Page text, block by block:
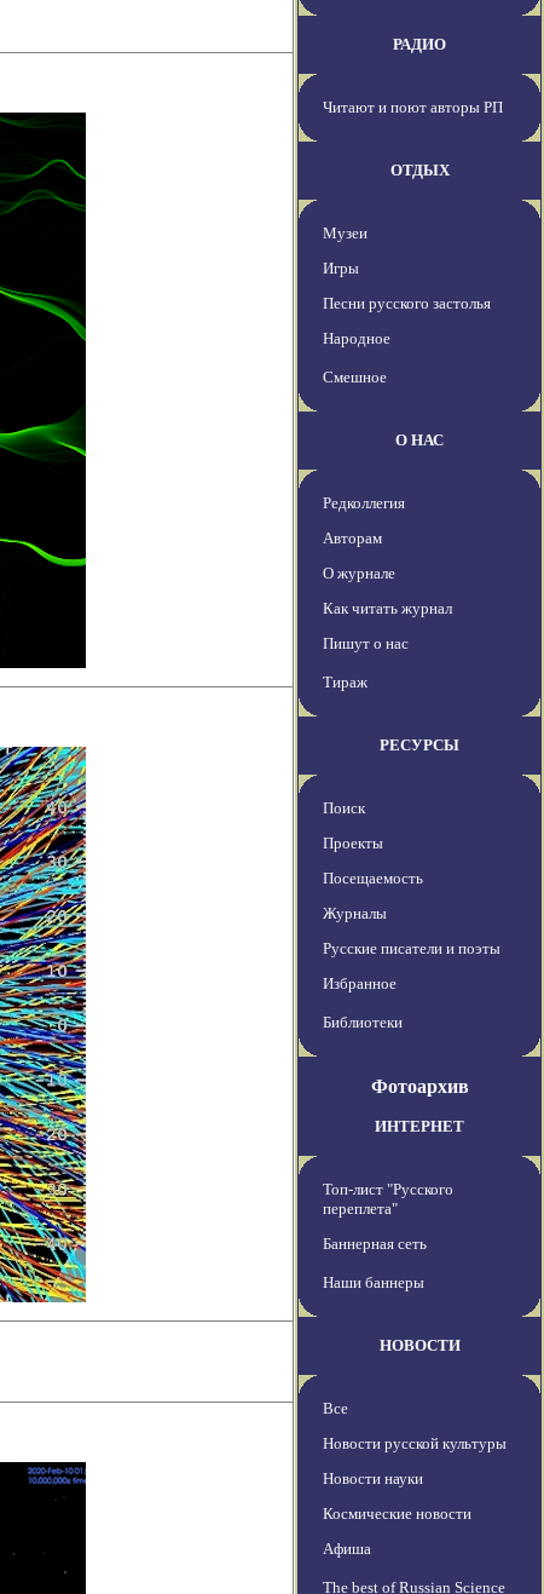
РАДИО
Читают и поют авторы РП
ОТДЫХ
Музеи
Игры
Песни русского застолья
Народное
Смешное
О НАС
Редколлегия
Авторам
О журнале
Как читать журнал
Пишут о нас
Тираж
РЕСУРСЫ
Поиск
Проекты
Посещаемость
Журналы
Русские писатели и поэты
Избранное
Библиотеки
Фотоархив
ИНТЕРНЕТ
Топ-лист "Русского
переплета"
Баннерная сеть
Наши баннеры
НОВОСТИ
Все
Новости русской культуры
Новости науки
Космические новости
Афиша
The best of Russian Science